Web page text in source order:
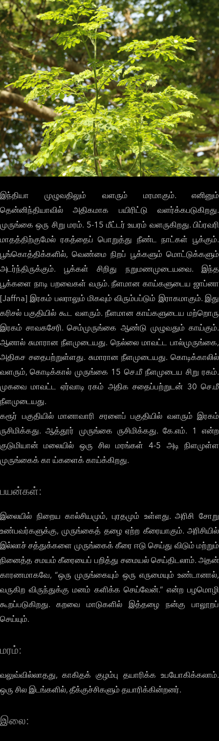
இந்தியா முழுவதிலும் வளரும் மரமாகும். எனினும்
தென்னிந்தியாவில் அதிகமாக பயிரிட்டு வளர்க்கபடுகிறது.
முருங்கை ஒரு சிறு மரம். 5-15 மீட்டர் உயரம் வளருகிறது. பிப்ரவரி
மாதத்திற்குமேல் ரகத்தைப் பொறுத்து நீண்ட நாட்கள் பூக்கும்.
பூங்கொத்திக்களில், வெண்மை நிறப் பூக்களும் மொட்டுக்களும்
அடர்ந்திருக்கும். பூக்கள் சிறிது நறுமணமுடையவை. இந்த
பூக்களை நாடி பறவைகள் வரும். நீளமான காய்களுடைய ஜாப்னா
[Jaffna] இரகம் பலராலும் மிகவும் விரும்பப்டும் இராகமாகும். இது
கரிசல் பகுதியில் கூட வளரும். நீளமான காய்களுடைய மற்றொரு
இரகம் சாவகசேரி. செம்முருங்கை ஆண்டு முழுவதும் காய்கும்.
ஆனால் சுமாரான நீளமுடையது. நெல்லை மாவட்ட பால்முருங்கை,
அதிகச சதைபற்றுள்ளது. சுமாரான நீளமுடையது. கொடிக்காலில்
வளரும், கொடிக்கால் முருங்கை 15 செ.மீ நீளமுடைய சிறு ரகம்.
முகவை மாவட்ட ஏர்வாடி ரகம் அதிக சதைப்பற்றுடன் 30 செ.மீ
நீளமுடையது.
கரூர் பகுதியில் மானாவாரி சரளைப் பகுதியில் வளரும் இரகம்
ருசிமிக்கது. ஆத்தூர் முருங்கை ருசிமிக்கது. கே.எம். 1 என்ற
குடுமியான் மலையில் ஒரு சில மரங்கள் 4-5 அடி நிளமுள்ள
முருங்கைக் கா ய்களைக் காய்க்கிறது.
பயன்கள்:
இலையில் நிறைய கால்சியமும், புரதமும் உள்ளது. அரிசி சோறு
உண்பவர்களுக்கு, முருங்கைத் தழை ஏற்ற கீரையாகும். அரிசியில்
இல்லாச் சத்துக்களை முருங்கைக் கீரை ஈடு செய்து விடும் மற்றும்
நினைத்த சமயம் கீரையைப் பறித்து சமையல் செய்திடலாம். அதன்
காரணமாகவே, “ஒரு முருங்கையும் ஒரு எருமையும் உண்டானால்,
வருகிற விருந்துக்கு மனம் களிக்க செய்வேன்.” என்ற பழமொழி
கூறப்படுகிறது. கறவை மாடுகளில் இத்தழை நன்கு பாலூறப்
செய்யும்.
மரம்:
வலுவ்வில்லாதது, காகிதக் குழம்பு தயாரிக்க உபயோகிக்கலாம்.
ஒரு சில இடங்களில், தீக்குச்சிகளும் தயாரிக்கின்றனர்.
இலை: